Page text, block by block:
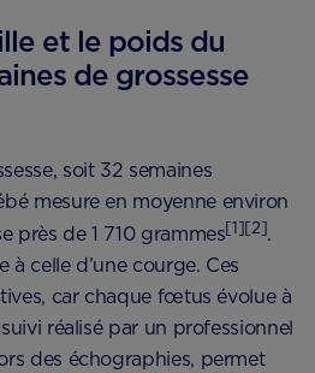
et le poids du
de grossesse
soit 32 semaines
mesure en moyenne environ
près de 1 710 grammes[1][2].
à celle d’une courge. Ces
car chaque fœtus évolue à
réalisé par un professionnel
des échographies, permet